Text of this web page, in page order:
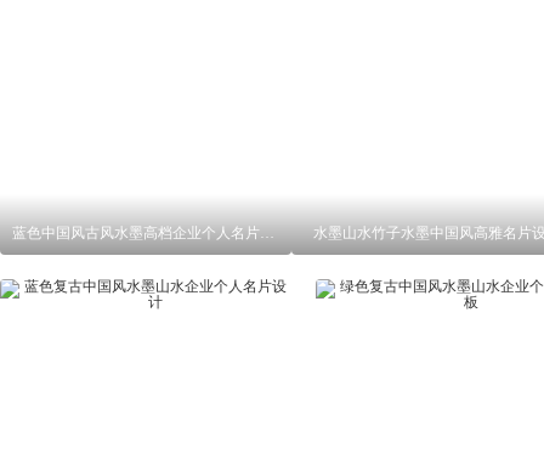
蓝色中国风古风水墨高档企业个人名片模板 水墨山水竹子水墨中国风高雅名片